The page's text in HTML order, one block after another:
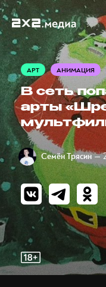
АРТ АНИМАЦИЯ
В сеть
арты
Семён Трясин —